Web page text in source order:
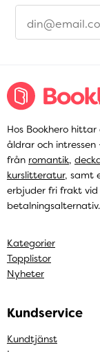
Hos Bookhero
åldrar och
från romantik,
kurslitteratur, samt
erbjuder fri frakt vid
betalningsalternativ.
Kategorier
Topplistor
Nyheter
Kundservice
Kundtjänst